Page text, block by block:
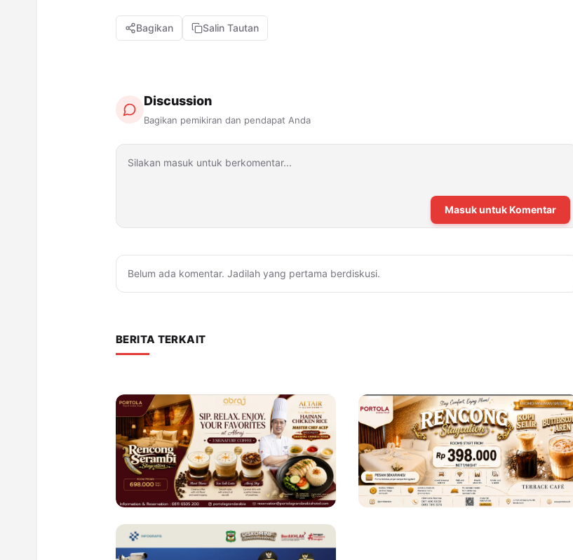
Bagikan Salin Tautan
Discussion
Bagikan pemikiran dan pendapat Anda
Masuk untuk Komentar
Belum ada komentar. Jadilah yang pertama berdiskusi.
BERITA TERKAIT